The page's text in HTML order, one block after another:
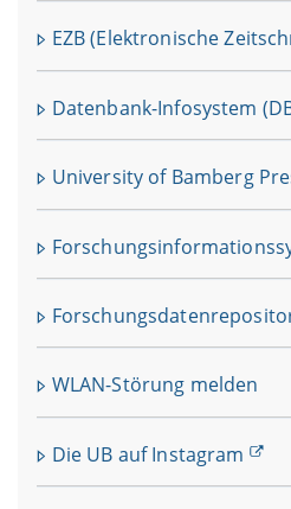
EZB (Elektronische
Datenbank-Infosystem
University of Bamberg
WLAN-Störung melden
Die UB auf Instagram